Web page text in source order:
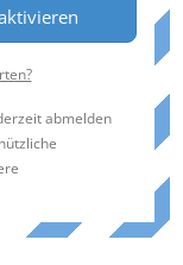
abmelden